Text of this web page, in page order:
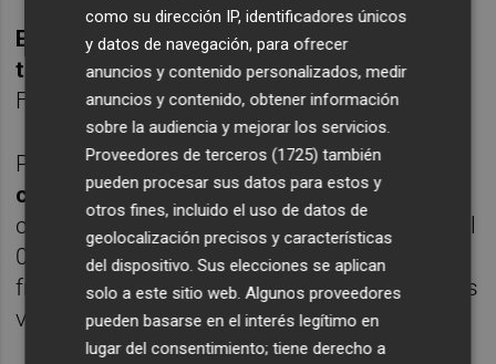
El resto de bolsas europeas cotizaban
también en verdecon subidas del 1% para
Francfort y París y del 0,3% para Londres.
Por su parte,la prima de riesgo española
cedía posiciones hasta 62 puntos básicos,
con la rentabilidad del bono a diez años en el
0,008%, mientras que la cotización del euro
frente al dólar se colocaba en 1,2153 'billetes
verdes'.
como su dirección IP, identificadores únicos
y datos de navegación, para ofrecer
anuncios y contenido personalizados, medir
anuncios y contenido, obtener información
sobre la audiencia y mejorar los servicios.
Proveedores de terceros (1725) también
pueden procesar sus datos para estos y
otros fines, incluido el uso de datos de
geolocalización precisos y características
del dispositivo. Sus elecciones se aplican
solo a este sitio web. Algunos proveedores
pueden basarse en el interés legítimo en
lugar del consentimiento; tiene derecho a